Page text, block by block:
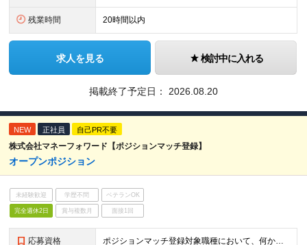
残業時間 20時間以内
求人を見る 検討中に入れる
掲載終了予定日： 2026.08.20
NEW 正社員 自己PR不要
株式会社マネーフォワード【ポジションマッチ登録】
オープンポジション
未経験歓迎 学歴不問 ベテランOK
完全週休2日 賞与複数月 面接1回
応募資格 ポジションマッチ登録対象職種において、何かしらの知識・経験を有する方 【活かせる経験・スキル】 ポジションマッチ登録対象職種に関連する知識・経験